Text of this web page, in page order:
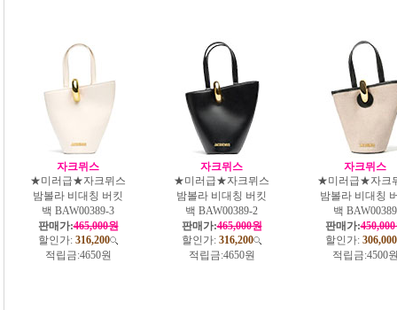
자크뮈스
★미러급★자크뮈스
밤볼라 비대칭 버킷
백 BAW00389-3
판매가:465,000원
할인가: 316,200
적립금:4650원
자크뮈스
★미러급★자크뮈스
밤볼라 비대칭 버킷
백 BAW00389-2
판매가:465,000원
할인가: 316,200
적립금:4650원
자크뮈스
★미러급★자크
밤볼라 비대칭
백 BAW00389
판매가:
할인가: 306,000
적립금:4500